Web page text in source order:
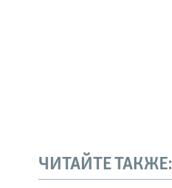
ЧИТАЙТЕ ТАКЖЕ: